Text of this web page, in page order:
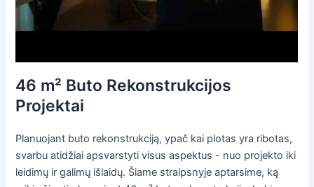
46 m² Buto Rekonstrukcijos
Projektai
Planuojant buto rekonstrukciją, ypač kai plotas yra ribotas,
svarbu atidžiai apsvarstyti visus aspektus - nuo projekto iki
leidimų ir galimų išlaidų. Šiame straipsnyje aptarsime, ką